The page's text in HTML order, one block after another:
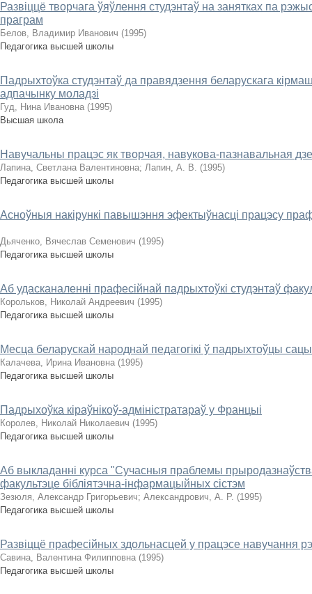
Развіццё творчага ўяўлення студэнтаў на занятках па
праграм
Белов, Владимир Иванович (1995)
Педагогика высшей школы
Падрыхтоўка студэнтаў да правядзення беларускага
адпачынку моладзі
Гуд, Нина Ивановна (1995)
Высшая школа
Навучальны працэс як творчая, навукова-пазнавальная
Лапина, Светлана Валентиновна; Лапин, А. В. (1995)
Педагогика высшей школы
Асноўныя накірункі павышэння эфектыўнасці працэсу
Дьяченко, Вячеслав Семенович (1995)
Педагогика высшей школы
Аб удасканаленні прафесійнай падрыхтоўкі студэнтаў
Корольков, Николай Андреевич (1995)
Педагогика высшей школы
Месца беларускай народнай педагогікі ў падрыхтоўцы
Калачева, Ирина Ивановна (1995)
Педагогика высшей школы
Падрыхоўка кіраўнікоў-адміністратараў у Францыі
Королев, Николай Николаевич (1995)
Педагогика высшей школы
Аб выкладанні курса "Сучасныя праблемы
факультэце бібліятэчна-інфармацыйных сістэм
Зезюля, Александр Григорьевич; Александрович, А. Р. (1995)
Педагогика высшей школы
Развіццё прафесійных здольнасцей у працэсе навучання
Савина, Валентина Филипповна (1995)
Педагогика высшей школы